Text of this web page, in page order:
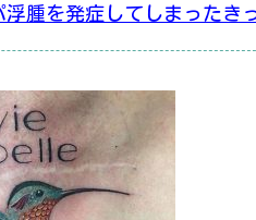
浮腫を発症してしまったき